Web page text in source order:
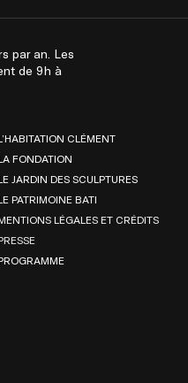
par an. Les
de 9h à
CLÉMENT
FONDATION
JARDIN DES SCULPTURES
PATRIMOINE BATI
LÉGALES ET CRÉDITS